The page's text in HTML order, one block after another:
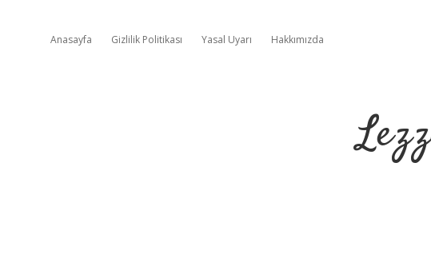
Anasayfa Gizlilik Politikası Yasal Uyarı Hakkımızda